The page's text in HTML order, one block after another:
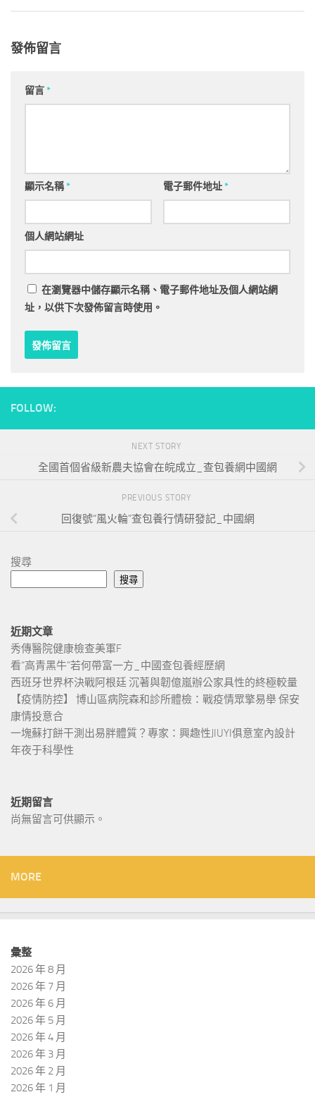
發佈留言
留言*
顯示名稱* 電子郵件地址*
個人網站網址
在瀏覽器中儲存顯示名稱、電子郵件地址及個人網站網
址，以供下次發佈留言時使用。
FOLLOW:
NEXT STORY
全國首個省級新農夫協會在皖成立_查包養網中國網
PREVIOUS STORY
回復號“風火輪”查包養行情研發記_中國網
搜尋
搜尋
近期文章
秀傳醫院健康檢查美軍F
看“高青黑牛”若何帶富一方_中國查包養經歷網
西班牙世界杯決戰阿根廷 沉著與韌億嵐辦公家具性的終極較量
【疫情防控】 博山區病院森和診所體檢：戰疫情眾擎易舉 保安
康情投意合
一塊蘇打餅干測出易胖體質？專家：興趣性JIUYI俱意室內設計
年夜于科學性
近期留言
尚無留言可供顯示。
MORE
彙整
2026 年 8 月
2026 年 7 月
2026 年 6 月
2026 年 5 月
2026 年 4 月
2026 年 3 月
2026 年 2 月
2026 年 1 月